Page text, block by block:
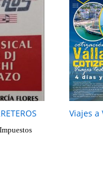
Impuestos
Viajes a